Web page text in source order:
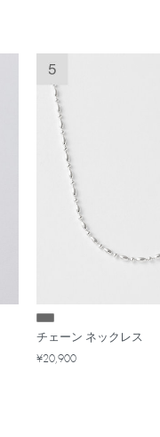
チェーン ネックレス
¥20,900